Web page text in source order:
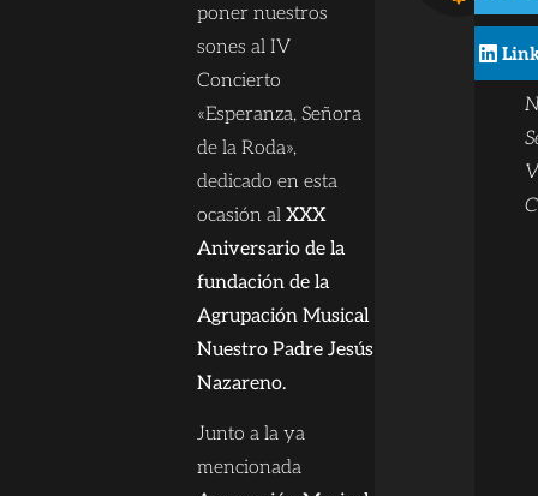
poner nuestros
sones al IV
Concierto
«Esperanza, Señora
de la Roda»,
dedicado en esta
ocasión al XXX
Aniversario de la
fundación de la
Agrupación Musical
Nuestro Padre Jesús
Nazareno.
Junto a la ya
mencionada